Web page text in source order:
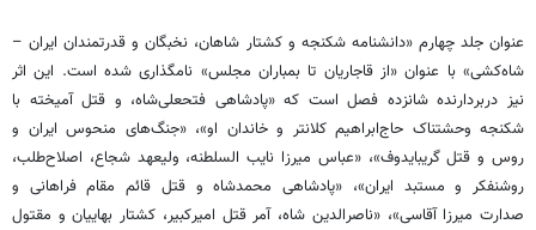
عنوان جلد چهارم «دانشنامه شکنجه و کشتار شاهان، نخبگان و قدرتمندان ایران –
شاه‌کشی» با عنوان «از قاجاریان تا بمباران مجلس» نامگذاری شده است. این اثر
نیز دربردارنده شانزده فصل است که «پادشاهی فتحعلی‌شاه، و قتل آمیخته با
شکنجه وحشتناک حاج‌ابراهیم کلانتر و خاندان او»، «جنگ‌های منحوس ایران و
روس و قتل گریبایدوف»، «عباس میرزا ‌نایب ‌السلطنه، ولیعهد شجاع، اصلاح‌طلب،
روشنفکر و مستبد ایران»، «پادشاهی محمدشاه و قتل قائم مقام فراهانی و
صدارت میرزا آقاسی»، «ناصرالدین ‌شاه، آمر قتل امیرکبیر، کشتار بهاییان و مقتول